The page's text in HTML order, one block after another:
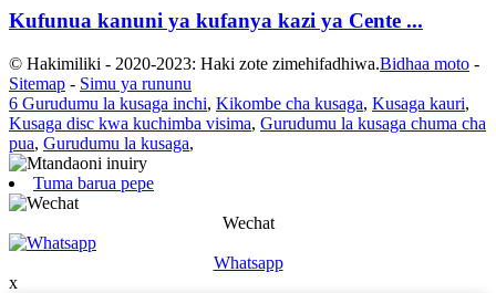
Kufunua kanuni ya kufanya kazi ya Cente ...
© Hakimiliki - 2020-2023: Haki zote zimehifadhiwa.Bidhaa moto -
Sitemap - Simu ya rununu
6 Gurudumu la kusaga inchi, Kikombe cha kusaga, Kusaga kauri,
Kusaga disc kwa kuchimba visima, Gurudumu la kusaga chuma cha
pua, Gurudumu la kusaga,
Tuma barua pepe
Wechat
Whatsapp
x